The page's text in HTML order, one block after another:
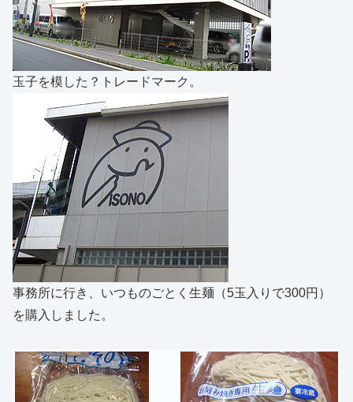
玉子を模した？トレードマーク。
事務所に行き、いつものごとく生麺（5玉入りで300円）
を購入しました。